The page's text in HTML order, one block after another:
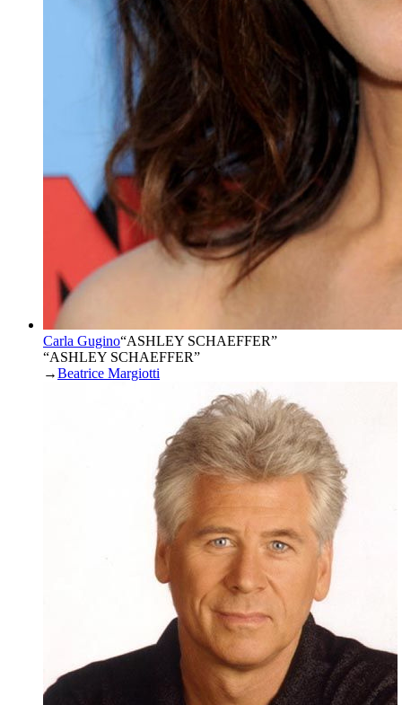
Carla Gugino“ASHLEY SCHAEFFER”
“ASHLEY SCHAEFFER”
→Beatrice Margiotti